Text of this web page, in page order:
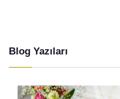
Blog Yazıları